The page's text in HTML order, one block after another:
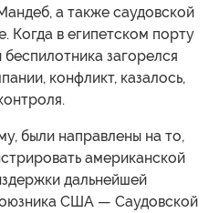
а также саудовской
Когда в египетском порту
беспилотника загорелся
конфликт, казалось,
были направлены на то,
американской
дальнейшей
США — Саудовской